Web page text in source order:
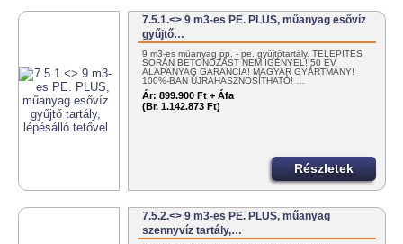
7.5.1.<> 9 m3-es PE. PLUS, műanyag esővíz
gyűjtő…
9 m3-es műanyag pp. - pe. gyűjtőtartály. TELEPÍTÉS
SORÁN BETONOZÁST NEM IGÉNYEL!!50 ÉV
ALAPANYAG GARANCIA! MAGYAR GYÁRTMÁNY!
100%-BAN ÚJRAHASZNOSÍTHATÓ! …
Ár: 899.900 Ft + Áfa
(Br. 1.142.873 Ft)
Részletek
7.5.2.<> 9 m3-es PE. PLUS, műanyag
szennyvíz tartály,…